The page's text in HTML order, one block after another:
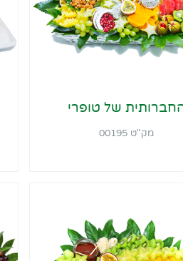
של טופרי
מק"ט 00195